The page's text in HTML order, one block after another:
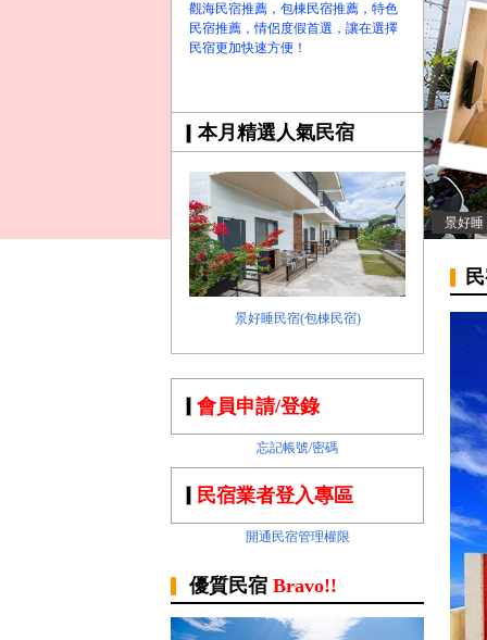
觀海民宿推薦，包棟民宿推薦，特色
民宿推薦，情侶度假首選，讓在選擇
民宿更加快速方便！
本月精選人氣民宿
景好睡民宿(包棟民宿)
景好睡
會員申請/登錄
忘記帳號/密碼
民宿業者登入專區
開通民宿管理權限
優質民宿 Bravo!!